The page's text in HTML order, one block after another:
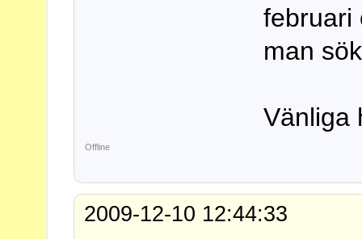
februari
man
Vänliga
Offline
2009-12-10 12:44:33